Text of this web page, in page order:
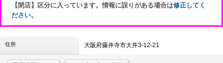
【閉店】区分に入っています。情報に誤りがある場合は修正してく
ださい。
住所 大阪府藤井寺市大井3-12-21